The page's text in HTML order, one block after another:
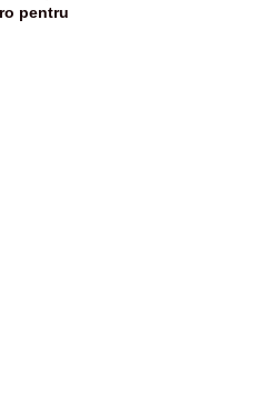
pentru